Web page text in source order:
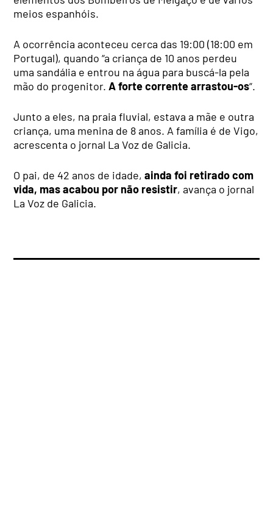
meios espanhóis.
A ocorrência aconteceu cerca das 19:00 (18:00 em
Portugal), quando “a criança de 10 anos perdeu
uma sandália e entrou na água para buscá-la pela
mão do progenitor.A forte corrente arrastou-os“.
Junto a eles, na praia fluvial, estava a mãe e outra
criança, uma menina de 8 anos. A família é de Vigo,
acrescenta o jornal La Voz de Galicia.
O pai, de 42 anos de idade,ainda foi retirado com
vida, mas acabou por não resistir, avança o jornal
La Voz de Galicia.